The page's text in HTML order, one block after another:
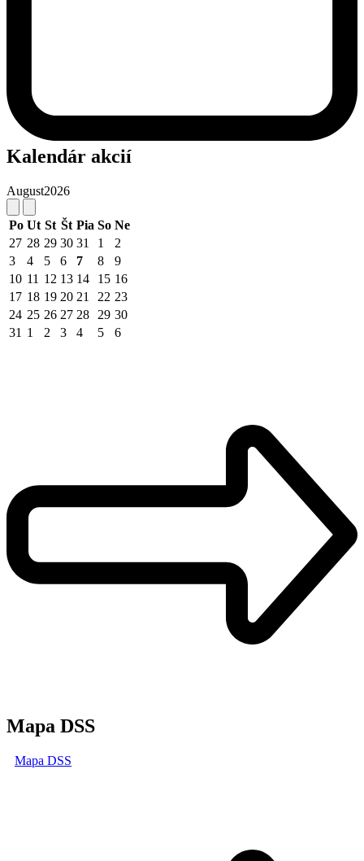
Kalendár akcií
August2026
Po Ut St Št Pia So Ne
27 28 29 30 31 1
2
3
4 5 6 7 8
9
10 11 12 13 14 15 16
17 18 19 20 21 22 23
24 25 26 27 28 29 30
31 1 2 3 4 5 6
Mapa DSS
Mapa DSS